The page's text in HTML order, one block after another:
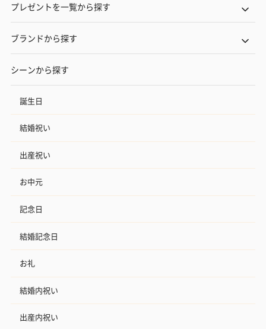
プレゼントを一覧から探す
ブランドから探す
シーンから探す
誕生日
結婚祝い
出産祝い
お中元
記念日
結婚記念日
お礼
結婚内祝い
出産内祝い